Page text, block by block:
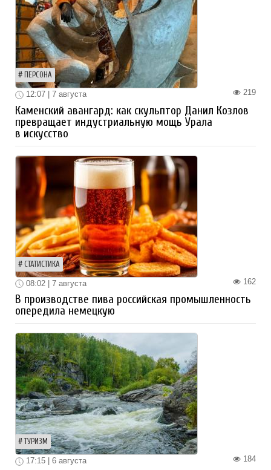
ПЕРСОНА
219
12:07 | 7 августа
Каменский авангард: как скульптор Данил Козлов
превращает индустриальную мощь Урала
в искусство
СТАТИСТИКА
162
08:02 | 7 августа
В производстве пива российская промышленность
опередила немецкую
ТУРИЗМ
184
17:15 | 6 августа